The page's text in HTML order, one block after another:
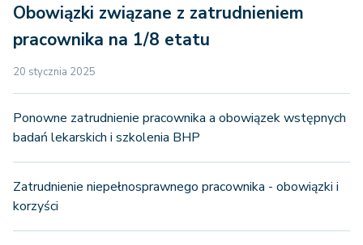
Obowiązki związane z zatrudnieniem
pracownika na 1/8 etatu
20 stycznia 2025
Ponowne zatrudnienie pracownika a obowiązek wstępnych
badań lekarskich i szkolenia BHP
Zatrudnienie niepełnosprawnego pracownika - obowiązki i
korzyści